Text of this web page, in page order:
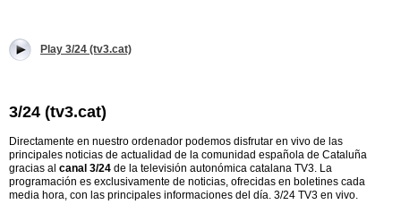
Play 3/24 (tv3.cat)
3/24 (tv3.cat)
Directamente en nuestro ordenador podemos disfrutar en vivo de las
principales noticias de actualidad de la comunidad española de Cataluña
gracias al canal 3/24 de la televisión autonómica catalana TV3. La
programación es exclusivamente de noticias, ofrecidas en boletines cada
media hora, con las principales informaciones del día. 3/24 TV3 en vivo.